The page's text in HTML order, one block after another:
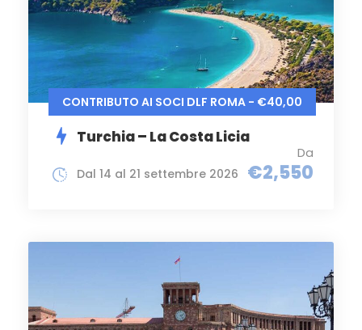
CONTRIBUTO AI SOCI DLF ROMA - €40,00
Turchia – La Costa Licia
Da
€2,550
Dal 14 al 21 settembre 2026